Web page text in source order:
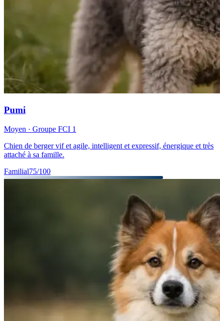
Pumi
Moyen · Groupe FCI 1
Chien de berger vif et agile, intelligent et expressif, énergique et très
attaché à sa famille.
Familial75/100